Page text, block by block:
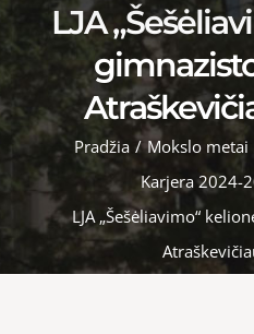
LJA
Pradžia / Mokslo metai
Karjera 2024-
LJA „Šešėliavimo“